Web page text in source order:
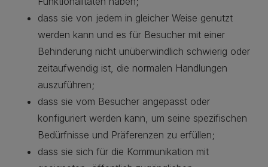
dass sie von jedem in gleicher Weise genutzt
werden kann und es für Besucher mit einer
Behinderung nicht unüberwindlich schwierig oder
zeitaufwendig ist, die normalen Handlungen
auszuführen;
dass sie vom Besucher angepasst oder
konfiguriert werden kann, um seine spezifischen
Bedürfnisse und Präferenzen zu erfüllen;
dass sie sich für die Kommunikation mit